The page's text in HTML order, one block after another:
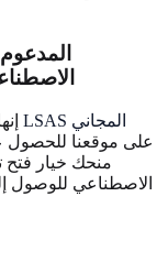
أكمل اختبار LSAS المجاني
على موقعنا للحصول
منحك خيار فتح
الاصطناعي للوصول